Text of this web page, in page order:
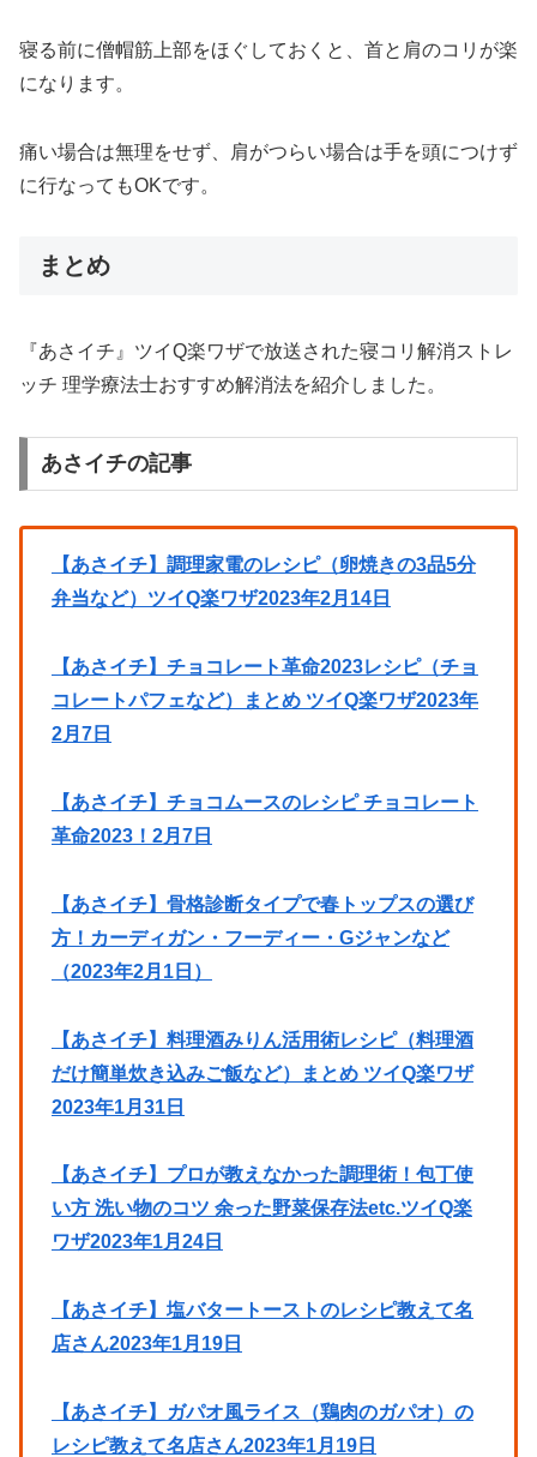
寝る前に僧帽筋上部をほぐしておくと、首と肩のコリが楽
になります。
痛い場合は無理をせず、肩がつらい場合は手を頭につけず
に行なってもOKです。
まとめ
『あさイチ』ツイQ楽ワザで放送された寝コリ解消ストレ
ッチ 理学療法士おすすめ解消法を紹介しました。
あさイチの記事
【あさイチ】調理家電のレシピ（卵焼きの3品5分
弁当など）ツイQ楽ワザ2023年2月14日
【あさイチ】チョコレート革命2023レシピ（チョ
コレートパフェなど）まとめ ツイQ楽ワザ2023年
2月7日
【あさイチ】チョコムースのレシピ チョコレート
革命2023！2月7日
【あさイチ】骨格診断タイプで春トップスの選び
方！カーディガン・フーディー・Gジャンなど
（2023年2月1日）
【あさイチ】料理酒みりん活用術レシピ（料理酒
だけ簡単炊き込みご飯など）まとめ ツイQ楽ワザ
2023年1月31日
【あさイチ】プロが教えなかった調理術！包丁使
い方 洗い物のコツ 余った野菜保存法etc.ツイQ楽
ワザ2023年1月24日
【あさイチ】塩バタートーストのレシピ教えて名
店さん2023年1月19日
【あさイチ】ガパオ風ライス（鶏肉のガパオ）の
レシピ教えて名店さん2023年1月19日